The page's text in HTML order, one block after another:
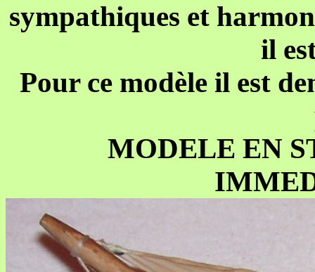
sympathiques et
il
Pour ce modèle il est
MODELE EN